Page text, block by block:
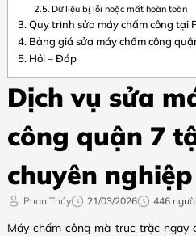
Dữ liệu bị lỗi hoặc mất hoàn toàn
Quy trình sửa máy chấm công tại
Bảng giá sửa máy chấm công
Hỏi – Đáp
Dịch vụ sửa
công quận 7
chuyên
Phan Thúy 21/03/2026 446
Máy chấm công mà trục trặc ngay